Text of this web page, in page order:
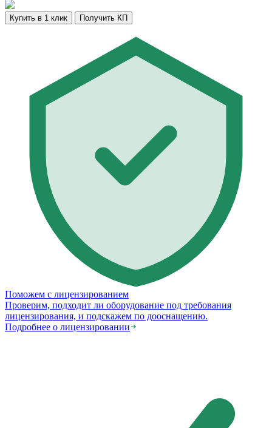
Купить в 1 клик Получить КП
Поможем с лицензированием
Проверим, подходит ли оборудование под требования
лицензирования, и подскажем по дооснащению.
Подробнее о лицензировании